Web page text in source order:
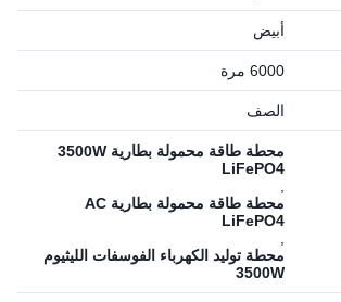
أبيض
6000 مرة
الصف
محطة طاقة محمولة بطارية 3500W
LiFePO4
محطة طاقة محمولة بطارية AC
LiFePO4
محطة توليد الكهرباء الفوسفات الليثيوم
3500W